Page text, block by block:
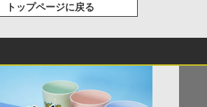
トップページに戻る